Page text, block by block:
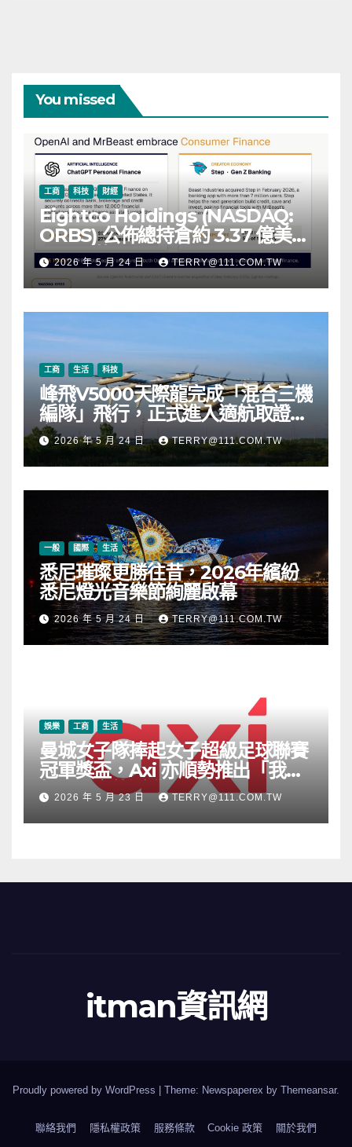
You missed
工商 科技 財經
Eightco Holdings (NASDAQ:
ORBS) 公佈總持倉約 3.37 億美
元，涵蓋 OpenAI、Beast
Industries、超過 11,000 枚以太
幣 (ETH) 及逾 2.83 億枚 WLD 代
幣
2026 年 5 月 24 日 TERRY@111.COM.TW
工商 生活 科技
峰飛V5000天際龍完成「混合三機
編隊」飛行，正式進入適航取證階
段2026 年 5 月 24 日 TERRY@111.COM.TW
一般 國際 生活
悉尼璀璨更勝往昔，2026年繽紛
悉尼燈光音樂節絢麗啟幕
2026 年 5 月 24 日 TERRY@111.COM.TW
娛樂 工商 生活
曼城女子隊捧起女子超級足球聯賽
冠軍獎盃，Axi 亦順勢推出「我的
根源」宣傳活動
2026 年 5 月 23 日 TERRY@111.COM.TW
itman資訊網
Proudly powered by WordPress Theme: Newspaperex by Themeansar.
聯絡我們 隱私權政策 服務條款 Cookie 政策 關於我們